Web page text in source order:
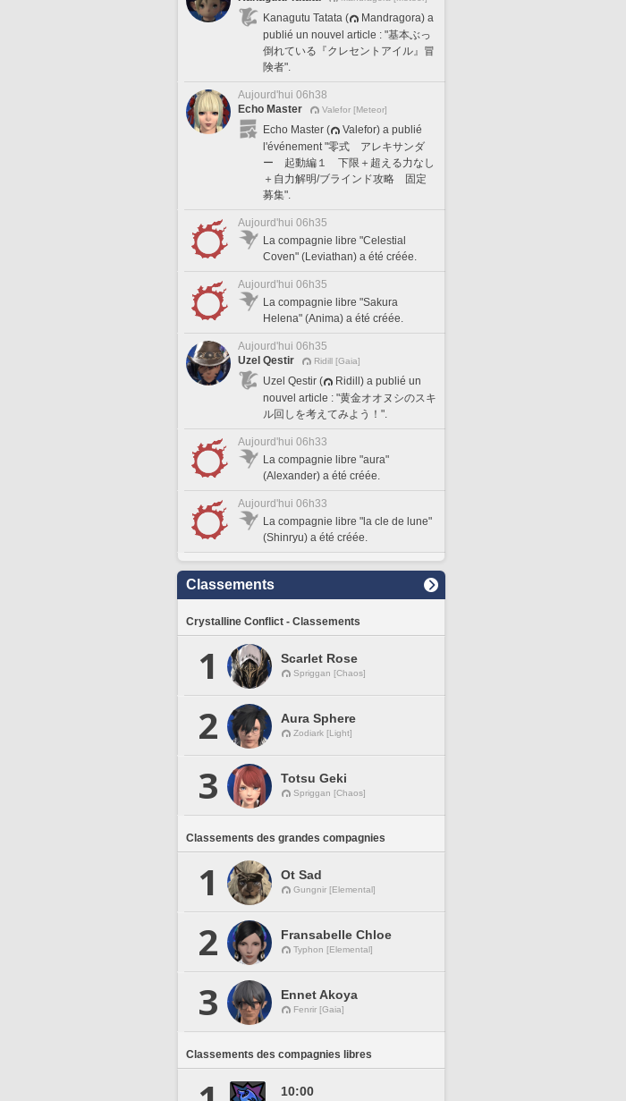
Kanagutu Tatata (
Mandragora) a
publié un nouvel article : "基本ぶっ
倒れている『クレセントアイル』冒
険者".
Aujourd'hui 06h38
Echo Master
Valefor [Meteor]
Echo Master (
Valefor) a publié
l'événement "零式 アレキサンダ
ー 起動編１ 下限＋超える力なし
＋自力解明/ブラインド攻略 固定
募集".
Aujourd'hui 06h35
La compagnie libre "Celestial
Coven" (Leviathan) a été créée.
Aujourd'hui 06h35
La compagnie libre "Sakura
Helena" (Anima) a été créée.
Aujourd'hui 06h35
Uzel Qestir
Ridill [Gaia]
Uzel Qestir (
Ridill) a publié un
nouvel article : "黄金オオヌシのスキ
ル回しを考えてみよう！".
Aujourd'hui 06h33
La compagnie libre "aura"
(Alexander) a été créée.
Aujourd'hui 06h33
La compagnie libre "la cle de lune"
(Shinryu) a été créée.
Classements
Crystalline Conflict - Classements
1 Scarlet Rose
Spriggan [Chaos]
2 Aura Sphere
Zodiark [Light]
3 Totsu Geki
Spriggan [Chaos]
Classements des grandes compagnies
1 Ot Sad
Gungnir [Elemental]
2 Fransabelle Chloe
Typhon [Elemental]
3 Ennet Akoya
Fenrir [Gaia]
Classements des compagnies libres
10:00